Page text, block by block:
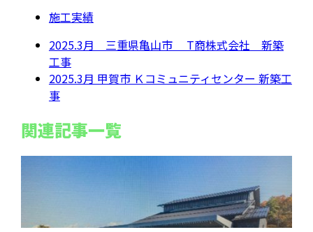
施工実績
2025.3月 三重県亀山市 T商株式会社 新築
工事
2025.3月 甲賀市 Ｋコミュニティセンター 新築工
事
関連記事一覧